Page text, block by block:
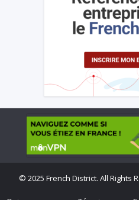
© 2025 French District. All